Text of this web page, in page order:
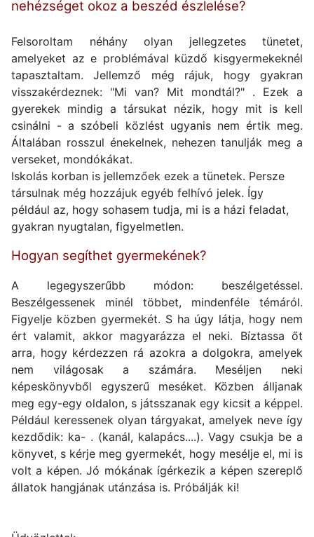
nehézséget okoz a beszéd észlelése?
Felsoroltam néhány olyan jellegzetes tünetet,
amelyeket az e problémával küzdő kisgyermekeknél
tapasztaltam. Jellemző még rájuk, hogy gyakran
visszakérdeznek: "Mi van? Mit mondtál?" . Ezek a
gyerekek mindig a társukat nézik, hogy mit is kell
csinálni - a szóbeli közlést ugyanis nem értik meg.
Általában rosszul énekelnek, nehezen tanulják meg a
verseket, mondókákat.
Iskolás korban is jellemzőek ezek a tünetek. Persze
társulnak még hozzájuk egyéb felhívó jelek. Így
például az, hogy sohasem tudja, mi is a házi feladat,
gyakran nyugtalan, figyelmetlen.
Hogyan segíthet gyermekének?
A legegyszerűbb módon: beszélgetéssel.
Beszélgessenek minél többet, mindenféle témáról.
Figyelje közben gyermekét. S ha úgy látja, hogy nem
ért valamit, akkor magyarázza el neki. Bíztassa őt
arra, hogy kérdezzen rá azokra a dolgokra, amelyek
nem világosak a számára. Meséljen neki
képeskönyvből egyszerű meséket. Közben álljanak
meg egy-egy oldalon, s játsszanak egy kicsit a képpel.
Például keressenek olyan tárgyakat, amelyek neve így
kezdődik: ka- . (kanál, kalapács....). Vagy csukja be a
könyvet, s kérje meg gyermekét, hogy mesélje el, mi is
volt a képen. Jó mókának ígérkezik a képen szereplő
állatok hangjának utánzása is. Próbálják ki!